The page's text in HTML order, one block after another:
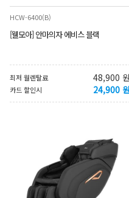
HCW-6400(B)
[웰모아] 안마의자 에비스 블랙
최저 월렌탈료 48,900 원
카드 할인시 24,900 원